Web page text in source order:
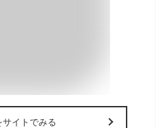
サイトでみる